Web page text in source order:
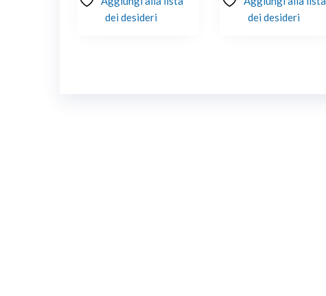
dei desideri
dei desideri